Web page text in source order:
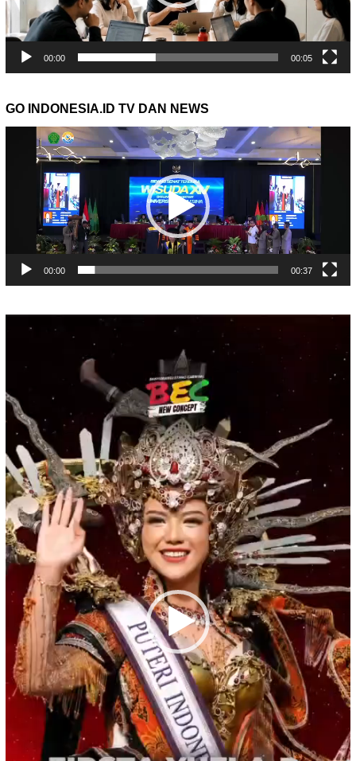
00:00 00:05
GO INDONESIA.ID TV DAN NEWS
Pemutar
00:00 00:37